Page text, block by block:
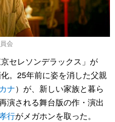
会
セレソンデラックス」が
。25年前に姿を消した父親
ナ）が、新しい家族と暮ら
演される舞台版の作・演出
行がメガホンを取った。